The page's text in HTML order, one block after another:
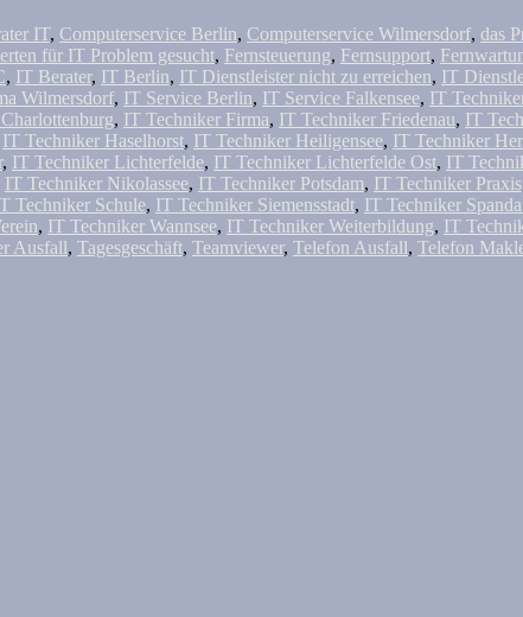
IT, Computerservice Berlin, Computerservice Wilmersdorf, das
für IT Problem gesucht, Fernsteuerung, Fernsupport,
, IT Berater, IT Berlin, IT Dienstleister nicht zu erreichen, IT
Wilmersdorf, IT Service Berlin, IT Service Falkensee, IT
, IT Techniker Firma, IT Techniker Friedenau, IT
IT Techniker Haselhorst, IT Techniker Heiligensee, IT Techniker
, IT Techniker Lichterfelde, IT Techniker Lichterfelde Ost, IT
IT Techniker Nikolassee, IT Techniker Potsdam, IT Techniker Praxis
Techniker Schule, IT Techniker Siemensstadt, IT Techniker
, IT Techniker Wannsee, IT Techniker Weiterbildung, IT
Ausfall, Tagesgeschäft, Teamviewer, Telefon Ausfall, Telefon